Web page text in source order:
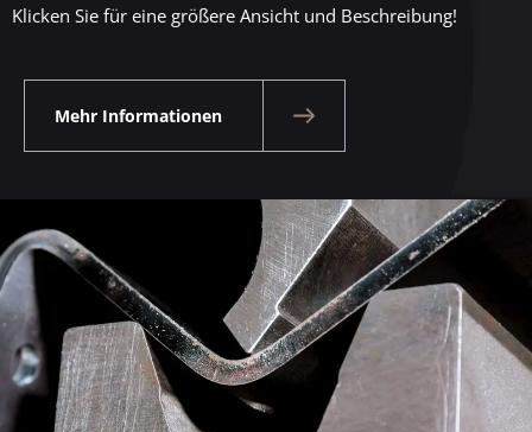
Klicken Sie für eine größere Ansicht und Beschreibung!
Mehr Informationen